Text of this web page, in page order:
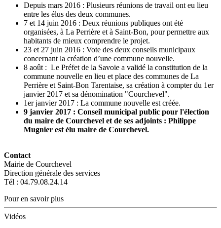
Depuis mars 2016 : Plusieurs réunions de travail ont eu lieu
entre les élus des deux communes.
7 et 14 juin 2016 : Deux réunions publiques ont été
organisées, à La Perrière et à Saint-Bon, pour permettre aux
habitants de mieux comprendre le projet.
23 et 27 juin 2016 : Vote des deux conseils municipaux
concernant la création d’une commune nouvelle.
8 août : Le Préfet de la Savoie a validé la constitution de la
commune nouvelle en lieu et place des communes de La
Perrière et Saint-Bon Tarentaise, sa création à compter du 1er
janvier 2017 et sa dénomination "Courchevel".
1er janvier 2017 : La commune nouvelle est créée.
9 janvier 2017 : Conseil municipal public pour l'élection
du maire de Courchevel et de ses adjoints : Philippe
Mugnier est élu maire de Courchevel.
Contact
Mairie de Courchevel
Direction générale des services
Tél : 04.79.08.24.14
Pour en savoir plus
Vidéos